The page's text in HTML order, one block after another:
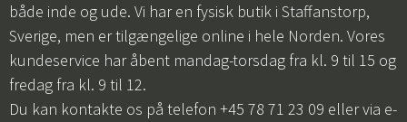
både inde og ude. Vi har en fysisk butik i Staffanstorp,
Sverige, men er tilgængelige online i hele Norden. Vores
kundeservice har åbent mandag-torsdag fra kl. 9 til 15 og
fredag fra kl. 9 til 12.
Du kan kontakte os på telefon +45 78 71 23 09 eller via e-